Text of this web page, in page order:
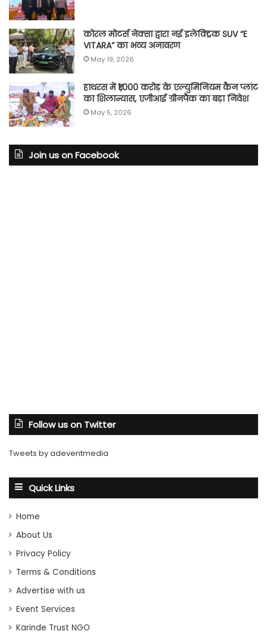
कोरल मोटर्स नेक्सा द्वारा नई इलेक्ट्रिक SUV “E
VITARA” का भव्य अनावरण
May 19, 2026
हाथरस में ₹1,000 करोड़ के एल्युमिनियम कैन प्लांट
का शिलान्यास, एजीआई ग्रीनपैक का बड़ा निवेश
May 5, 2026
Join us on Facebook
Follow us on Twitter
Tweets by adeventmedia
Quick Links
Home
About Us
Privacy Policy
Terms & Conditions
Advertise with us
Event Services
Karinde Trust NGO